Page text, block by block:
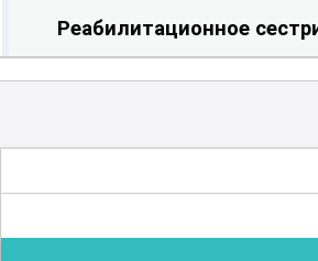
Реабилитационное